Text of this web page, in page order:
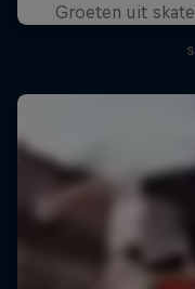
Groeten uit